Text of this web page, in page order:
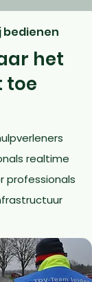
bedienen
het
toe
realtime
professionals